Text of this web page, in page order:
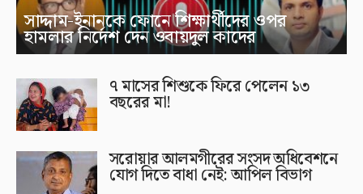
সাদ্দাম-ইনানকে ফোনে শিক্ষার্থীদের ওপর
হামলার নির্দেশ দেন ওবায়দুল কাদের
৭ মাসের শিশুকে ফিরে পেলেন ১৩
বছরের মা!
সরোয়ার আলমগীরের সংসদ অধিবেশনে
যোগ দিতে বাধা নেই: আপিল বিভাগ